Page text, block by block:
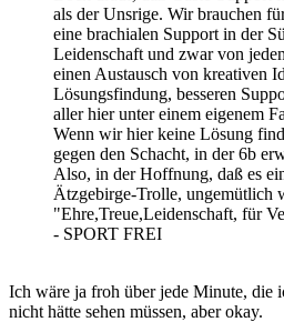
als der Unsrige. Wir brauchen
eine brachialen Support in der
Leidenschaft und zwar von
einen Austausch von kreativen
Lösungsfindung, besseren
aller hier unter einem eigenem
Wenn wir hier keine Lösung
gegen den Schacht, in der 6b
Also, in der Hoffnung, daß es
Ätzgebirge-Trolle, ungemütlich
"Ehre,Treue,Leidenschaft, für
- SPORT FREI
Ich wäre ja froh über jede Minute, die
nicht hätte sehen müssen, aber okay.